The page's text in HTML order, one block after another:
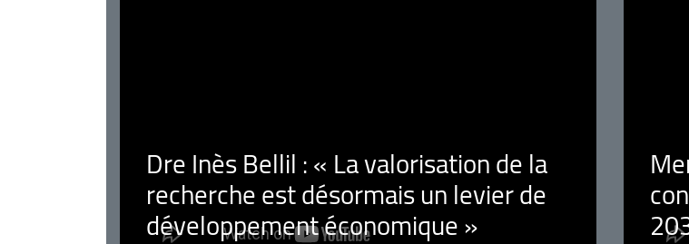
Dre Inès Bellil : « La valorisation de la
recherche est désormais un levier de
développement économique »